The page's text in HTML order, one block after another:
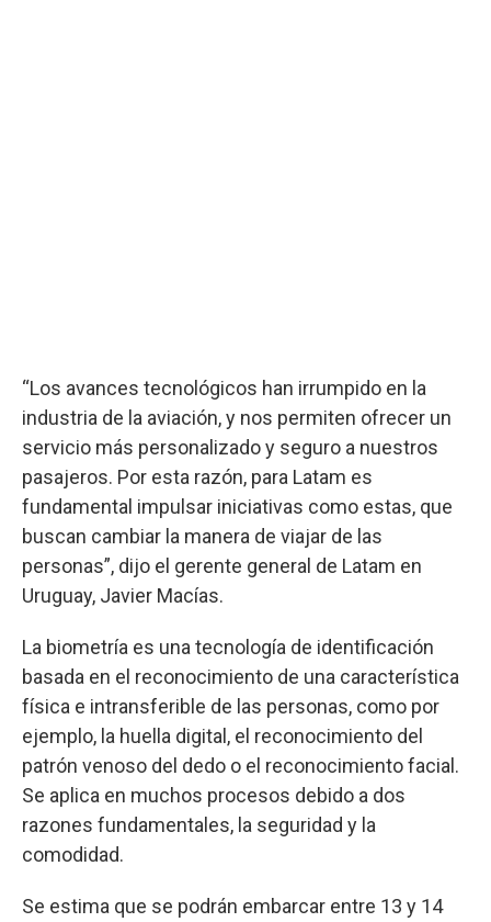
“Los avances tecnológicos han irrumpido en la
industria de la aviación, y nos permiten ofrecer un
servicio más personalizado y seguro a nuestros
pasajeros. Por esta razón, para Latam es
fundamental impulsar iniciativas como estas, que
buscan cambiar la manera de viajar de las
personas”, dijo el gerente general de Latam en
Uruguay, Javier Macías.
La biometría es una tecnología de identificación
basada en el reconocimiento de una característica
física e intransferible de las personas, como por
ejemplo, la huella digital, el reconocimiento del
patrón venoso del dedo o el reconocimiento facial.
Se aplica en muchos procesos debido a dos
razones fundamentales, la seguridad y la
comodidad.
Se estima que se podrán embarcar entre 13 y 14